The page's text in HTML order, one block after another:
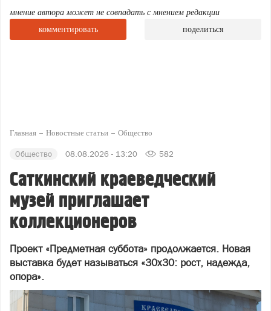
мнение автора может не совпадать с мнением редакции
комментировать
поделиться
Главная Новостные статьи Общество
Общество 08.08.2026 - 13:20 582
Саткинский краеведческий
музей приглашает
коллекционеров
Проект «Предметная суббота» продолжается. Новая
выставка будет называться «30х30: рост, надежда,
опора».